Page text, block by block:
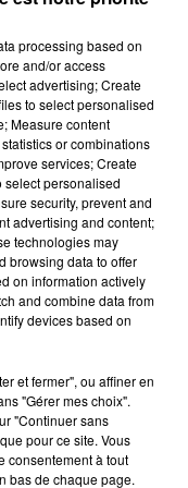
précisons sur
avec Top Music
processing based on
and/or access
advertising; Create
to select personalised
Measure content
or combinations
services; Create
select personalised
security, prevent and
advertising and content;
technologies may
browsing data to offer
on information actively
and combine data from
devices based on
et fermer", ou affiner en
"Gérer mes choix".
"Continuer sans
pour ce site. Vous
consentement à tout
bas de chaque page.